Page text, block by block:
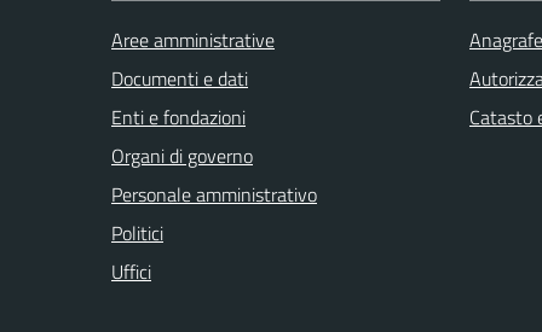
Aree amministrative
Documenti e dati
Enti e fondazioni
Organi di governo
Personale amministrativo
Politici
Uffici
Catasto